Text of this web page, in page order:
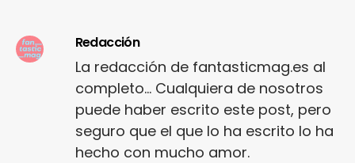
Redacción
La redacción de fantasticmag.es al
completo... Cualquiera de nosotros
puede haber escrito este post, pero
seguro que el que lo ha escrito lo ha
hecho con mucho amor.